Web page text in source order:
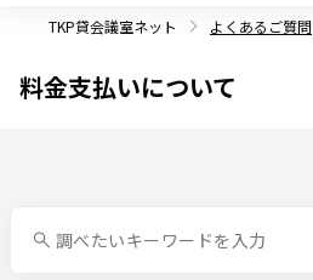
TKP貸会議室ネット
よくあるご質問
料金支払いについて